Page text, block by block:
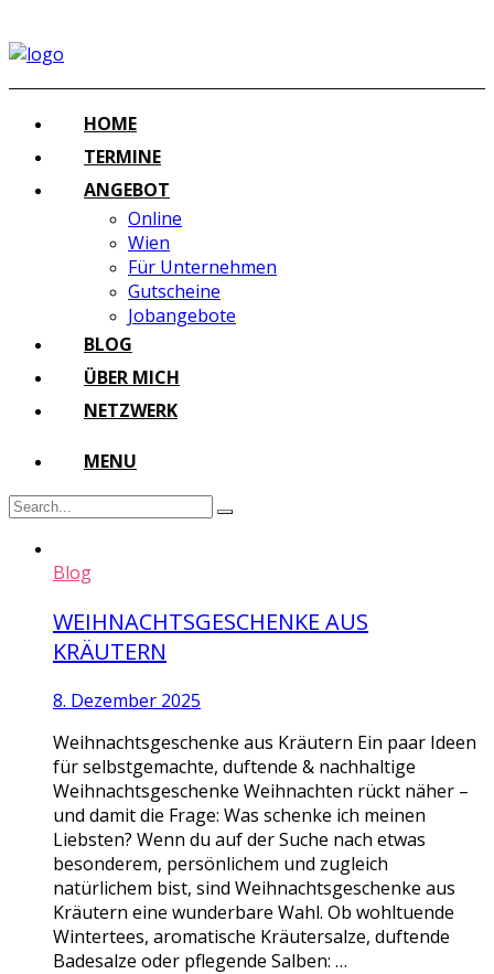
HOME
TERMINE
ANGEBOT
Online
Wien
Für Unternehmen
Gutscheine
Jobangebote
BLOG
ÜBER MICH
NETZWERK
MENU
Blog
WEIHNACHTSGESCHENKE AUS
KRÄUTERN
8. Dezember 2025
Weihnachtsgeschenke aus Kräutern Ein paar Ideen
für selbstgemachte, duftende & nachhaltige
Weihnachtsgeschenke Weihnachten rückt näher –
und damit die Frage: Was schenke ich meinen
Liebsten? Wenn du auf der Suche nach etwas
besonderem, persönlichem und zugleich
natürlichem bist, sind Weihnachtsgeschenke aus
Kräutern eine wunderbare Wahl. Ob wohltuende
Wintertees, aromatische Kräutersalze, duftende
Badesalze oder pflegende Salben: …